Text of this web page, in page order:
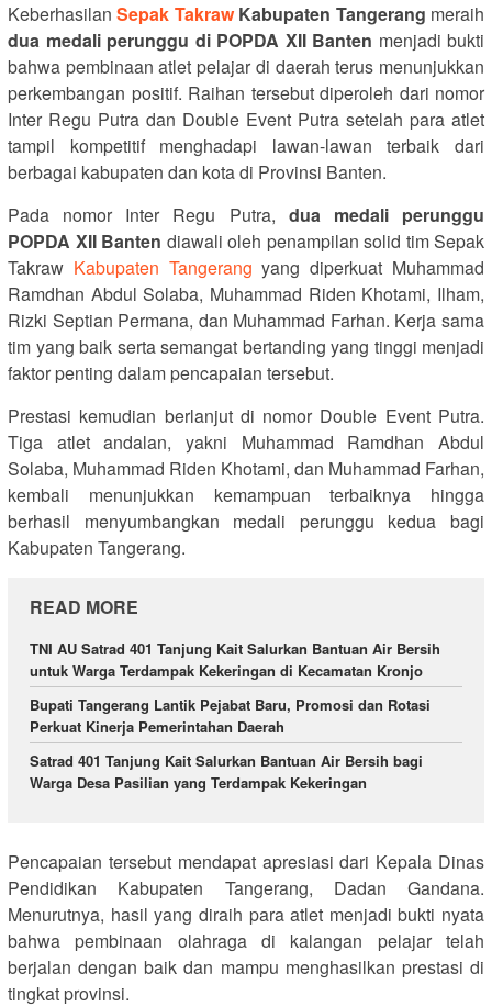
KeberhasilanSepak TakrawKabupaten Tangerang meraih
dua medali perunggu di POPDA XII Banten menjadi bukti
bahwa pembinaan atlet pelajar di daerah terus menunjukkan
perkembangan positif. Raihan tersebut diperoleh dari nomor
Inter Regu Putra dan Double Event Putra setelah para atlet
tampil kompetitif menghadapi lawan-lawan terbaik dari
berbagai kabupaten dan kota di Provinsi Banten.
Pada nomor Inter Regu Putra, dua medali perunggu
POPDA XII Banten diawali oleh penampilan solid tim Sepak
Takraw Kabupaten Tangerang yang diperkuat Muhammad
Ramdhan Abdul Solaba, Muhammad Riden Khotami, Ilham,
Rizki Septian Permana, dan Muhammad Farhan. Kerja sama
tim yang baik serta semangat bertanding yang tinggi menjadi
faktor penting dalam pencapaian tersebut.
Prestasi kemudian berlanjut di nomor Double Event Putra.
Tiga atlet andalan, yakni Muhammad Ramdhan Abdul
Solaba, Muhammad Riden Khotami, dan Muhammad Farhan,
kembali menunjukkan kemampuan terbaiknya hingga
berhasil menyumbangkan medali perunggu kedua bagi
Kabupaten Tangerang.
READ MORE
TNI AU Satrad 401 Tanjung Kait Salurkan Bantuan Air Bersih
untuk Warga Terdampak Kekeringan di Kecamatan Kronjo
Bupati Tangerang Lantik Pejabat Baru, Promosi dan Rotasi
Perkuat Kinerja Pemerintahan Daerah
Satrad 401 Tanjung Kait Salurkan Bantuan Air Bersih bagi
Warga Desa Pasilian yang Terdampak Kekeringan
Pencapaian tersebut mendapat apresiasi dari Kepala Dinas
Pendidikan Kabupaten Tangerang, Dadan Gandana.
Menurutnya, hasil yang diraih para atlet menjadi bukti nyata
bahwa pembinaan olahraga di kalangan pelajar telah
berjalan dengan baik dan mampu menghasilkan prestasi di
tingkat provinsi.